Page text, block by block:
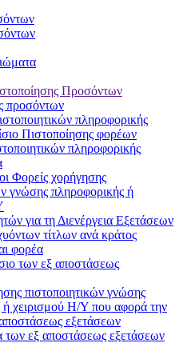
Προσόντων
προσόντων
πληροφορικής
Πιστοποίησης φορέων
πληροφορικής
Φορείς χορήγησης
γνώσης πληροφορικής ή
για τη Διενέργεια Εξετάσεων
τίτλων ανά κράτος
φορέα
των εξ αποστάσεως
πιστοποιητικών γνώσης
ή χειρισμού Η/Υ που αφορά την
αποστάσεως εξετάσεων
των εξ αποστάσεως εξετάσεων